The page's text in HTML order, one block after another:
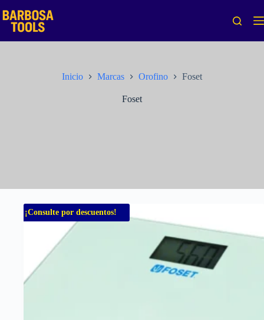
al
contenido
Inicio Marcas Orofino Foset
Foset
¡Consulte por descuentos!